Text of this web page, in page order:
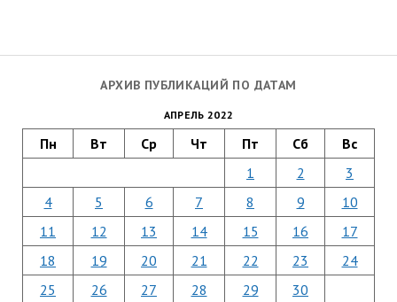
АРХИВ ПУБЛИКАЦИЙ ПО ДАТАМ
АПРЕЛЬ 2022
Пн Вт Ср Чт Пт Сб Вс
1 2
3
4
5 6 7 8 9
10
11
12 13 14 15 16
17
18
19 20 21 22 23
24
25
26 27 28 29 30